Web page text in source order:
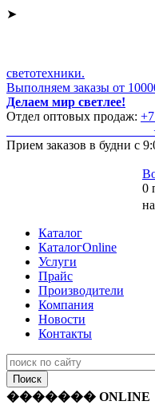
➤
светотехники.
Выполняем заказы от
Делаем мир светлее!
Отдел оптовых продаж:
+7
Прием заказов в будни с
0
Каталог
КаталогOnline
Услуги
Прайс
Производители
Компания
Новости
Контакты
������� ONLINE